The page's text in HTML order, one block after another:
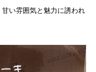
い雰囲気と魅力に誘われ